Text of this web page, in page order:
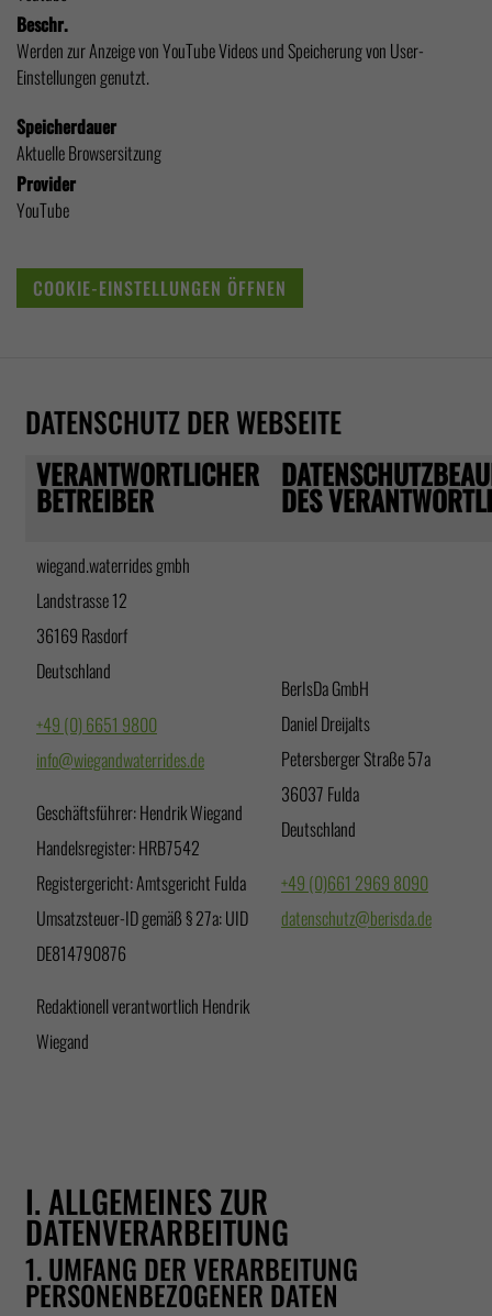
Beschr.
Werden zur Anzeige von YouTube Videos und Speicherung von User-
Einstellungen genutzt.
Speicherdauer
Aktuelle Browsersitzung
Provider
YouTube
COOKIE-EINSTELLUNGEN ÖFFNEN
DATENSCHUTZ DER WEBSEITE
VERANTWORTLICHER
BETREIBER DES
wiegand.waterrides gmbh
Landstrasse 12
36169 Rasdorf
Deutschland
+49 (0) 6651 9800
info@wiegandwaterrides.de
Geschäftsführer: Hendrik Wiegand
Handelsregister: HRB7542
Registergericht: Amtsgericht Fulda
Umsatzsteuer-ID gemäß § 27a: UID
DE814790876
Redaktionell verantwortlich Hendrik
Wiegand
BerIsDa GmbH
Daniel Dreijalts
Petersberger Straße 57a
36037 Fulda
Deutschland
+49 (0)661 2969 8090
datenschutz@berisda.de
I. ALLGEMEINES ZUR
DATENVERARBEITUNG
1. UMFANG DER VERARBEITUNG
PERSONENBEZOGENER DATEN